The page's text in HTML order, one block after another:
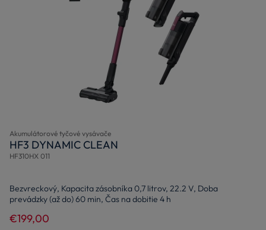
Akumulátorové tyčové vysávače
HF3 DYNAMIC CLEAN
HF310HX 011
Bezvreckový, Kapacita zásobníka 0,7 litrov, 22.2 V, Doba
prevádzky (až do) 60 min, Čas na dobitie 4 h
€199,00